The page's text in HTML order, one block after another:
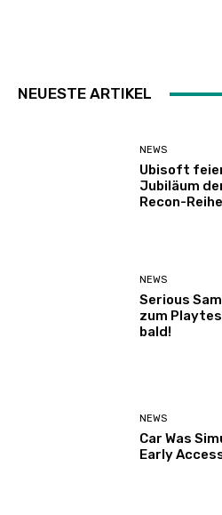
NEUESTE ARTIKEL
NEWS
Ubisoft
Jubiläum
Recon-Reihe
NEWS
Serious
zum
bald!
NEWS
Car Was
Early